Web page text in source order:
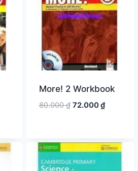
More! 2 Workbook
80.000₫ Giá
72.000₫Giá
72.000 ₫.